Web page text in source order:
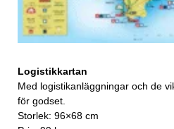
Logistikkartan
Med logistikanläggningar och de
för godset.
Storlek: 96×68 cm